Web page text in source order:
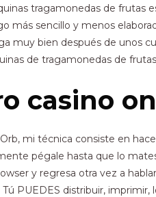
tragamonedas de
más sencillo y menos
muy bien después de unos
de tragamonedas de
casino
mi técnica consiste en
pégale hasta que lo
y regresa otra vez a
PUEDES distribuir,